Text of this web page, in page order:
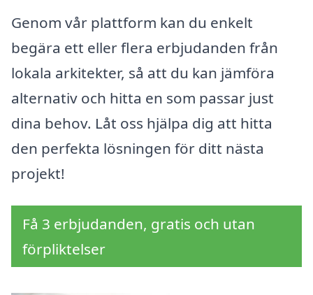
Genom vår plattform kan du enkelt
begära ett eller flera erbjudanden från
lokala arkitekter, så att du kan jämföra
alternativ och hitta en som passar just
dina behov. Låt oss hjälpa dig att hitta
den perfekta lösningen för ditt nästa
projekt!
Få 3 erbjudanden, gratis och utan
förpliktelser